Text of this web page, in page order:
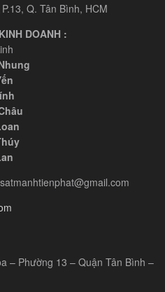
Q. Tân Bình, HCM
DOANH :
– Phường 13 – Quận Tân Bình –